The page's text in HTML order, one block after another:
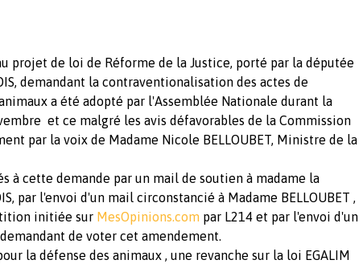
projet de loi de Réforme de la Justice, porté par la députée
demandant la contraventionalisation des actes de
a été adopté par l'Assemblée Nationale durant la
et ce malgré les avis défavorables de la Commission
par la voix de Madame Nicole BELLOUBET, Ministre de la
à cette demande par un mail de soutien à madame la
par l'envoi d'un mail circonstancié à Madame BELLOUBET ,
initiée sur MesOpinions.com par L214 et par l'envoi d'un
de voter cet amendement.
la défense des animaux , une revanche sur la loi EGALIM